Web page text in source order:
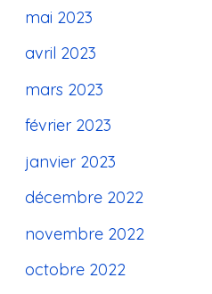
mai 2023
avril 2023
mars 2023
février 2023
janvier 2023
décembre 2022
novembre 2022
octobre 2022